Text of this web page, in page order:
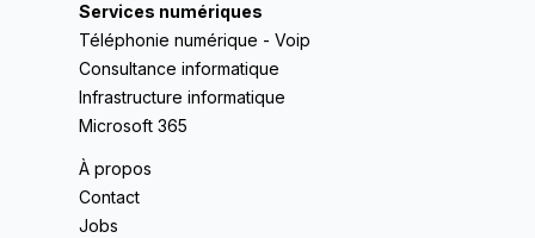
Services numériques
Téléphonie numérique - Voip
Consultance informatique
Infrastructure informatique
Microsoft 365
À propos
Contact
Jobs